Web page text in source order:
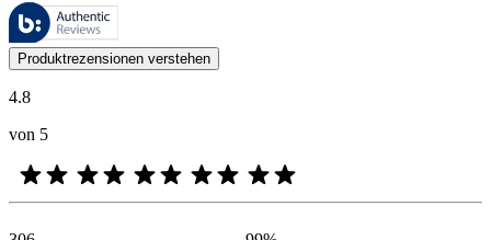
Diese Bewertungen werden von Bazaarvoice verwaltet und
Kundenmeinungen in Form von Produkt- und Sternebewertungen
Produktrezensionen verstehen
4.8
von 5